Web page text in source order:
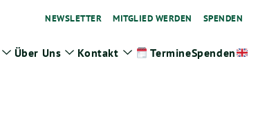
NEWSLETTER MITGLIED WERDEN SPENDEN
Zeige
Über Uns Zeige
Kontakt ZeigeTermineSpenden